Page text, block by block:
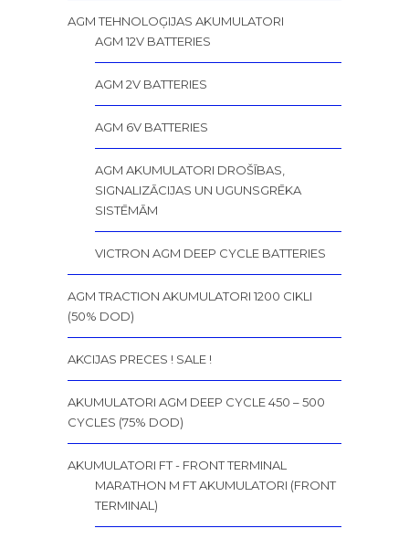
AGM TEHNOLOĢIJAS AKUMULATORI
AGM 12V BATTERIES
AGM 2V BATTERIES
AGM 6V BATTERIES
AGM AKUMULATORI DROŠĪBAS,
SIGNALIZĀCIJAS UN UGUNSGRĒKA
SISTĒMĀM
VICTRON AGM DEEP CYCLE BATTERIES
AGM TRACTION AKUMULATORI 1200 CIKLI
(50% DOD)
AKCIJAS PRECES ! SALE !
AKUMULATORI AGM DEEP CYCLE 450 – 500
CYCLES (75% DOD)
AKUMULATORI FT - FRONT TERMINAL
MARATHON M FT AKUMULATORI (FRONT
TERMINAL)